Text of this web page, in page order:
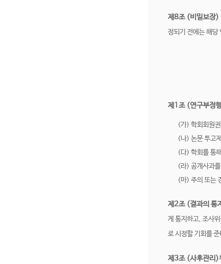
제8조 (비밀보장)
정되기 전에는 해당
제1조 (연구부정
(가) 학회회원
(나) 논문 투고
(다) 학회를 통
(라) 공개사과
(마) 주의 또는
제2조 (결과의 통
게 통지하고, 조사
로 시정할 기회를
제3조 (사후관리)